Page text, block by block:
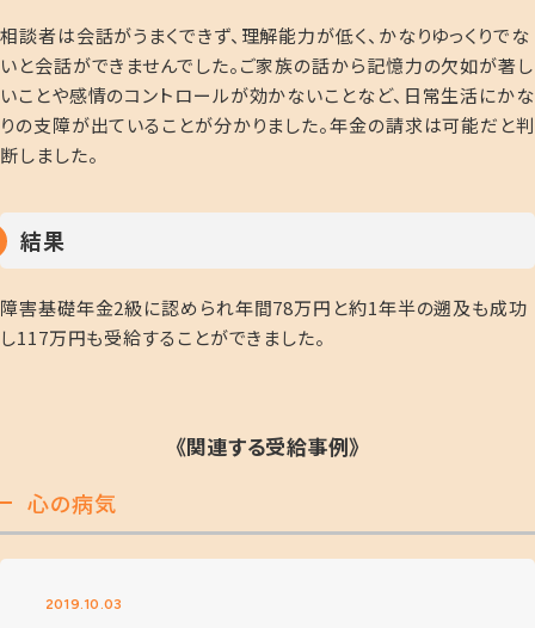
相談者は会話がうまくできず、理解能力が低く、かなりゆっくりでな
いと会話ができませんでした。ご家族の話から記憶力の欠如が著し
いことや感情のコントロールが効かないことなど、日常生活にかな
りの支障が出ていることが分かりました。年金の請求は可能だと判
断しました。
結果
障害基礎年金2級に認められ年間78万円と約1年半の遡及も成功
し117万円も受給することができました。
《関連する受給事例》
心の病気
2019.10.03